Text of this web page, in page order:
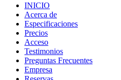
INICIO
Acerca de
Especificaciones
Precios
Acceso
Testimonios
Preguntas Frecuentes
Empresa